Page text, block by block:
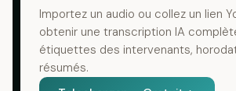
Importez un audio ou collez un lien
obtenir une transcription IA
étiquettes des intervenants,
résumés.